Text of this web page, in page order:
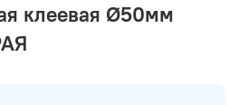
клеевая Ø50мм